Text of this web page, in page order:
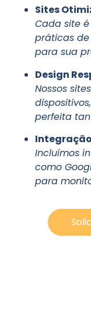
Sites
Cada site
práticas de
para sua
Design
Nossos
perfeita
Integração
Incluímos
como
para